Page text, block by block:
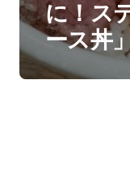
に！ス
ース丼